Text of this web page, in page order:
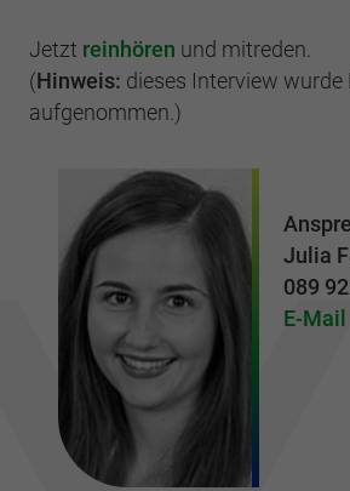
Jetzt reinhören und mitreden.
(Hinweis: dieses Interview wurde
aufgenommen.)
Julia
089
E-Mail